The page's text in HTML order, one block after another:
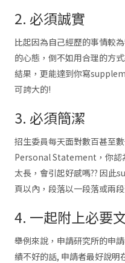
2. 必須誠實
比起因為自己經歷的事情較
的心態，倒不如用合理的方
結果，更能達到你寫
可誇大的!
3. 必須簡潔
招生委員每天面對數百甚至
Personal Statement，你認
太長，會引起好感嗎?? 因
頁以內，段落以一段落或兩段
4. 一起附上必要
舉例來說，申請研究所的申
績不好的話, 申請者最好說